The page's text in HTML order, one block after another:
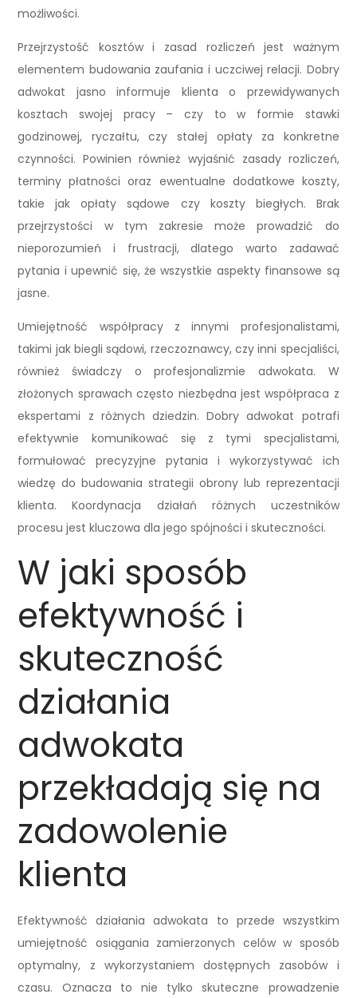
możliwości.
Przejrzystość kosztów i zasad rozliczeń jest ważnym
elementem budowania zaufania i uczciwej relacji. Dobry
adwokat jasno informuje klienta o przewidywanych
kosztach swojej pracy – czy to w formie stawki
godzinowej, ryczałtu, czy stałej opłaty za konkretne
czynności. Powinien również wyjaśnić zasady rozliczeń,
terminy płatności oraz ewentualne dodatkowe koszty,
takie jak opłaty sądowe czy koszty biegłych. Brak
przejrzystości w tym zakresie może prowadzić do
nieporozumień i frustracji, dlatego warto zadawać
pytania i upewnić się, że wszystkie aspekty finansowe są
jasne.
Umiejętność współpracy z innymi profesjonalistami,
takimi jak biegli sądowi, rzeczoznawcy, czy inni specjaliści,
również świadczy o profesjonalizmie adwokata. W
złożonych sprawach często niezbędna jest współpraca z
ekspertami z różnych dziedzin. Dobry adwokat potrafi
efektywnie komunikować się z tymi specjalistami,
formułować precyzyjne pytania i wykorzystywać ich
wiedzę do budowania strategii obrony lub reprezentacji
klienta. Koordynacja działań różnych uczestników
procesu jest kluczowa dla jego spójności i skuteczności.
W jaki sposób
efektywność i
skuteczność
działania
adwokata
przekładają się na
zadowolenie
klienta
Efektywność działania adwokata to przede wszystkim
umiejętność osiągania zamierzonych celów w sposób
optymalny, z wykorzystaniem dostępnych zasobów i
czasu. Oznacza to nie tylko skuteczne prowadzenie